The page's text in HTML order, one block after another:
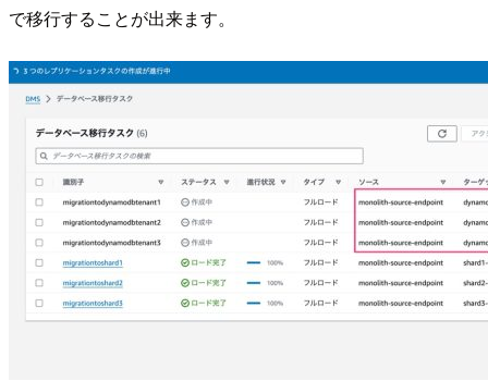
で移行することが出来ます。